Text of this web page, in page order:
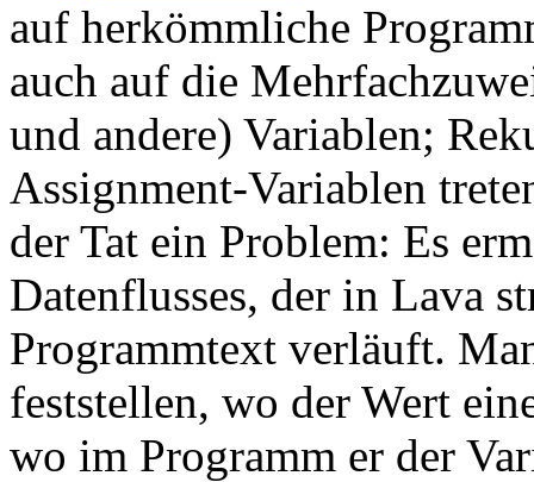
auf herkömmliche
auch auf die
und andere) Variablen;
Assignment-Variablen
der Tat ein Problem: Es
Datenflusses, der in Lava
Programmtext verläuft.
feststellen, wo der Wert
wo im Programm er der